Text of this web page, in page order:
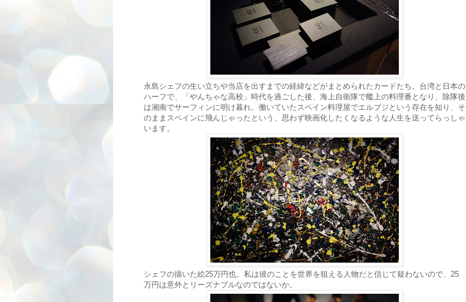
永島シェフの生い立ちや当店を出すまでの経緯などがまとめられたカードたち。台湾と日本の
ハーフで、「やんちゃな高校」時代を過ごした後、海上自衛隊で艦上の料理番となり、除隊後
は湘南でサーフィンに明け暮れ、働いていたスペイン料理屋でエルブジという存在を知り、そ
のままスペインに飛んじゃったという、思わず映画化したくなるような人生を送ってらっしゃ
います。
シェフの描いた絵25万円也。私は彼のことを世界を狙える人物だと信じて疑わないので、25
万円は意外とリーズナブルなのではないか。